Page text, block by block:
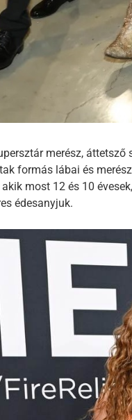
merész,
formás lábai és
most 12 és 10
édesanyjuk.